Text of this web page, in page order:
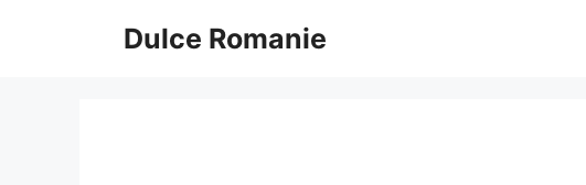
Dulce Romanie